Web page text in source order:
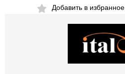
Добавить в избранное